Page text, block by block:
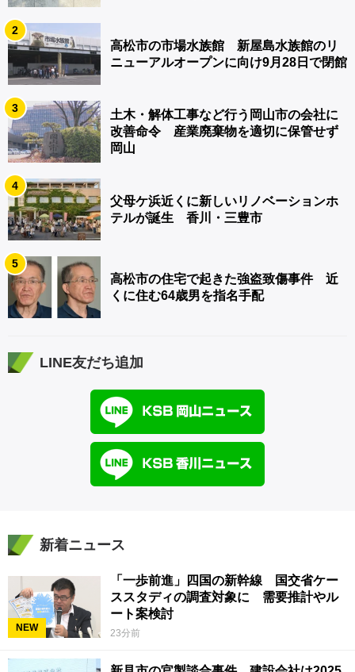
2
高松市の市場水族館 新屋島水族館のリ
ニューアルオープンに向け9月28日で閉館
3
土木・解体工事など行う岡山市の会社に
改善命令 産業廃棄物を適切に保管せず
岡山
4
父母ケ浜近くに新しいリノベーションホ
テルが誕生 香川・三豊市
5
高松市の住宅で起きた強盗致傷事件 近
くに住む64歳男を指名手配
LINE友だち追加
新着ニュース
NEW
「一歩前進」四国の新幹線 国交省ケー
ススタディの調査対象に 需要推計やル
ート案検討
23分前